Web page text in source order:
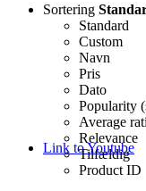
Link to Youtube
Sortering
Standard
Custom
Navn
Pris
Dato
Popularity
Average
Relevance
Tilfældig
Product ID